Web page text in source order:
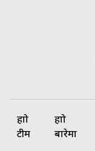
हाम्रो
टीम
हाम्रो
बारेमा